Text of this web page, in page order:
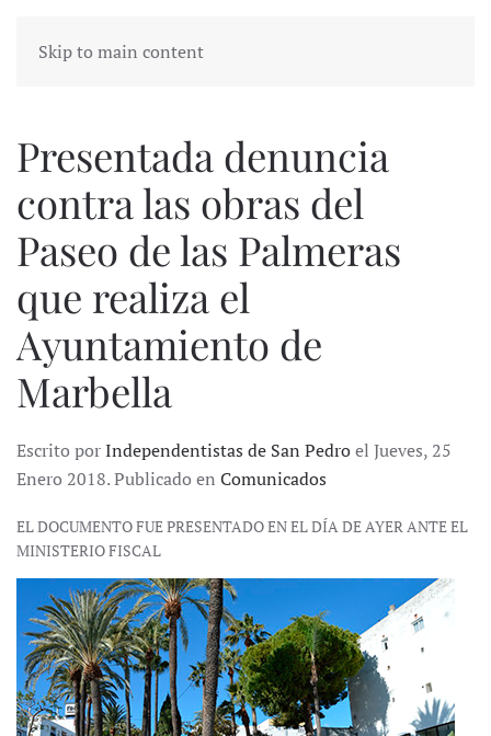
Skip to main content
Presentada denuncia
contra las obras del
Paseo de las Palmeras
que realiza el
Ayuntamiento de
Marbella
Escrito porIndependentistas de San Pedroel Jueves, 25
Enero 2018. Publicado en Comunicados
EL DOCUMENTO FUE PRESENTADO EN EL DÍA DE AYER ANTE EL
MINISTERIO FISCAL